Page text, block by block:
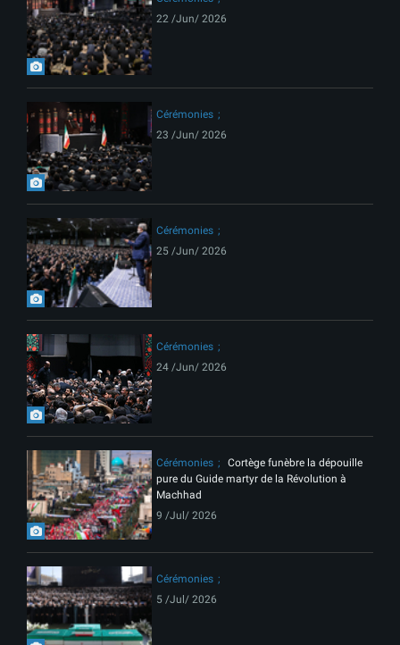
22 /Jun/ 2026
Cérémonies
23 /Jun/ 2026
Cérémonies
25 /Jun/ 2026
Cérémonies
24 /Jun/ 2026
Cérémonies
Cortège funèbre la dépouille
pure du Guide martyr de la Révolution à
Machhad
9 /Jul/ 2026
Cérémonies
5 /Jul/ 2026